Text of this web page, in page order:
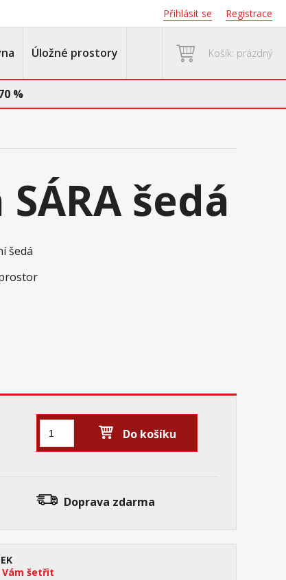
Přihlásit se Registrace
Úložné prostory Košík: prázdný
%
šedá
šedá
Do košíku
Doprava zdarma
Vám šetřit